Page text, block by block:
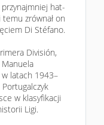
hat-
zrównał on
Di Stéfano.
División,
latach 1943–
w klasyfikacji
Ligi.